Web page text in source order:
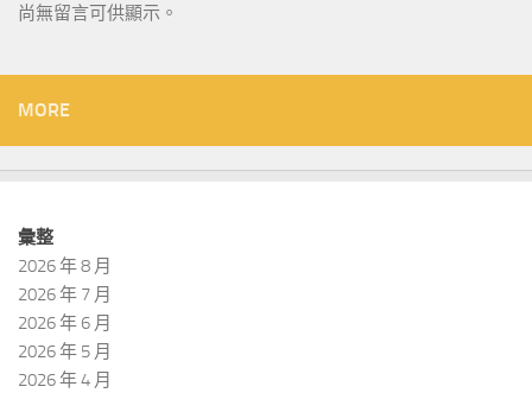
尚無留言可供顯示。
MORE
彙整
2026 年 8 月
2026 年 7 月
2026 年 6 月
2026 年 5 月
2026 年 4 月